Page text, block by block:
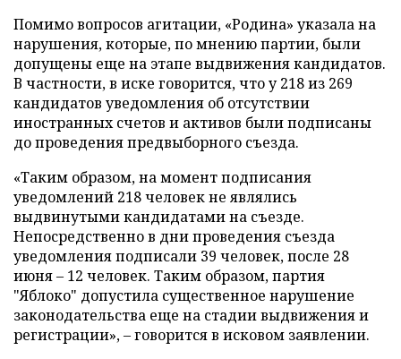
Помимо вопросов агитации, «Родина» указала на
нарушения, которые, по мнению партии, были
допущены еще на этапе выдвижения кандидатов.
В частности, в иске говорится, что у 218 из 269
кандидатов уведомления об отсутствии
иностранных счетов и активов были подписаны
до проведения предвыборного съезда.
«Таким образом, на момент подписания
уведомлений 218 человек не являлись
выдвинутыми кандидатами на съезде.
Непосредственно в дни проведения съезда
уведомления подписали 39 человек, после 28
июня – 12 человек. Таким образом, партия
"Яблоко" допустила существенное нарушение
законодательства еще на стадии выдвижения и
регистрации», – говорится в исковом заявлении.